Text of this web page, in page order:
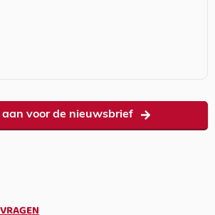
aan voor de nieuwsbrief